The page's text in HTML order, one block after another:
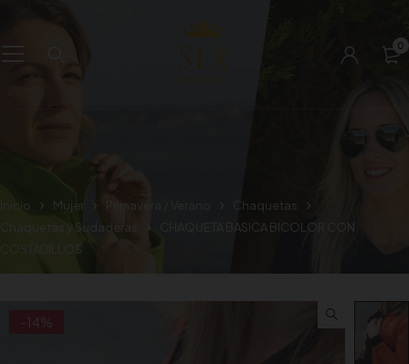
0
Inicio Mujer Primavera / Verano
Chaquetas
Chaquetas y Sudaderas
CHAQUETA BASICA BICOLOR CON
COSTADILLOS
-14%